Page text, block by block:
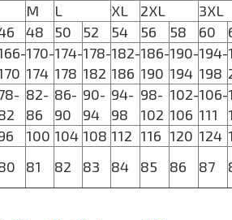
M L XL 2XL
3XL
48 50 52 54 56 58 60
170-
174
174-
178
178-
182
182-
186
186-
190
190-
194
194-
198
82-
86
86-
90
90-
94
94-
98
98-
102
102-
106
106-
111
100 104 108 112 116 120 124
81 82 83 84 85 86 87